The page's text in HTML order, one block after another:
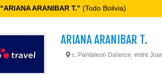
“ARIANA ARANIBAR T.” (Todo Bolivia)
ARIANA ARANIBAR T.
c. Pantaleon Dalance, entre